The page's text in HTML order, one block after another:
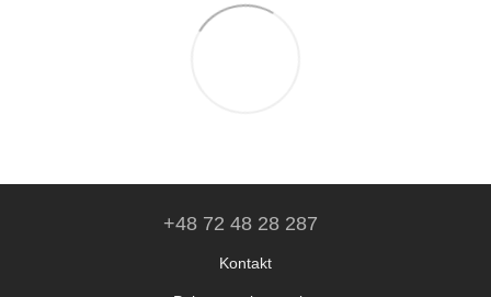
+48 72 48 28 287
Kontakt